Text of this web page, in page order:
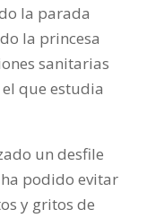
la parada
la princesa
sanitarias
que estudia
un desfile
ha podido evitar
y gritos de